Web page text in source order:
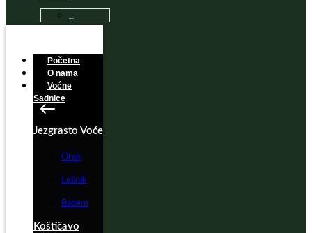
Početna
O nama
Voćne
Sadnice
Jezgrasto Voće
Orah
Lešnik
Badem
Koštičavo